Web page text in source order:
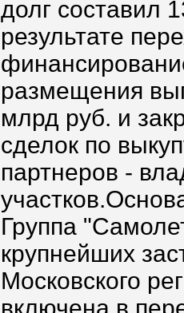
долг составил
результате
размещения
млрд руб. и
сделок по
партнеров -
Группа
крупнейших
Московского